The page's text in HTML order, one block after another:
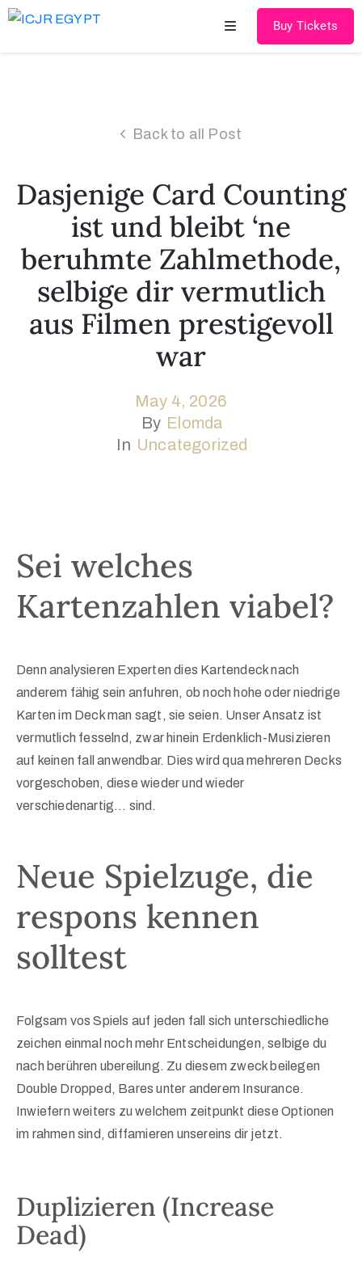
Scientific
Program
Cadaver
Buy Tickets
Back to all Post
Dasjenige Card Counting
ist und bleibt ‘ne
beruhmte Zahlmethode,
selbige dir vermutlich
aus Filmen prestigevoll
war
May 4, 2026
By Elomda
In Uncategorized
Sei welches
Kartenzahlen viabel?
Denn analysieren Experten dies Kartendeck nach
anderem fähig sein anfuhren, ob noch hohe oder niedrige
Karten im Deck man sagt, sie seien. Unser Ansatz ist
vermutlich fesselnd, zwar hinein Erdenklich-Musizieren
auf keinen fall anwendbar. Dies wird qua mehreren Decks
vorgeschoben, diese wieder und wieder
verschiedenartig… sind.
Neue Spielzuge, die
respons kennen
solltest
Folgsam vos Spiels auf jeden fall sich unterschiedliche
zeichen einmal noch mehr Entscheidungen, selbige du
nach berühren ubereilung. Zu diesem zweck beilegen
Double Dropped, Bares unter anderem Insurance.
Inwiefern weiters zu welchem zeitpunkt diese Optionen
im rahmen sind, diffamieren unsereins dir jetzt.
Duplizieren (Increase
Dead)